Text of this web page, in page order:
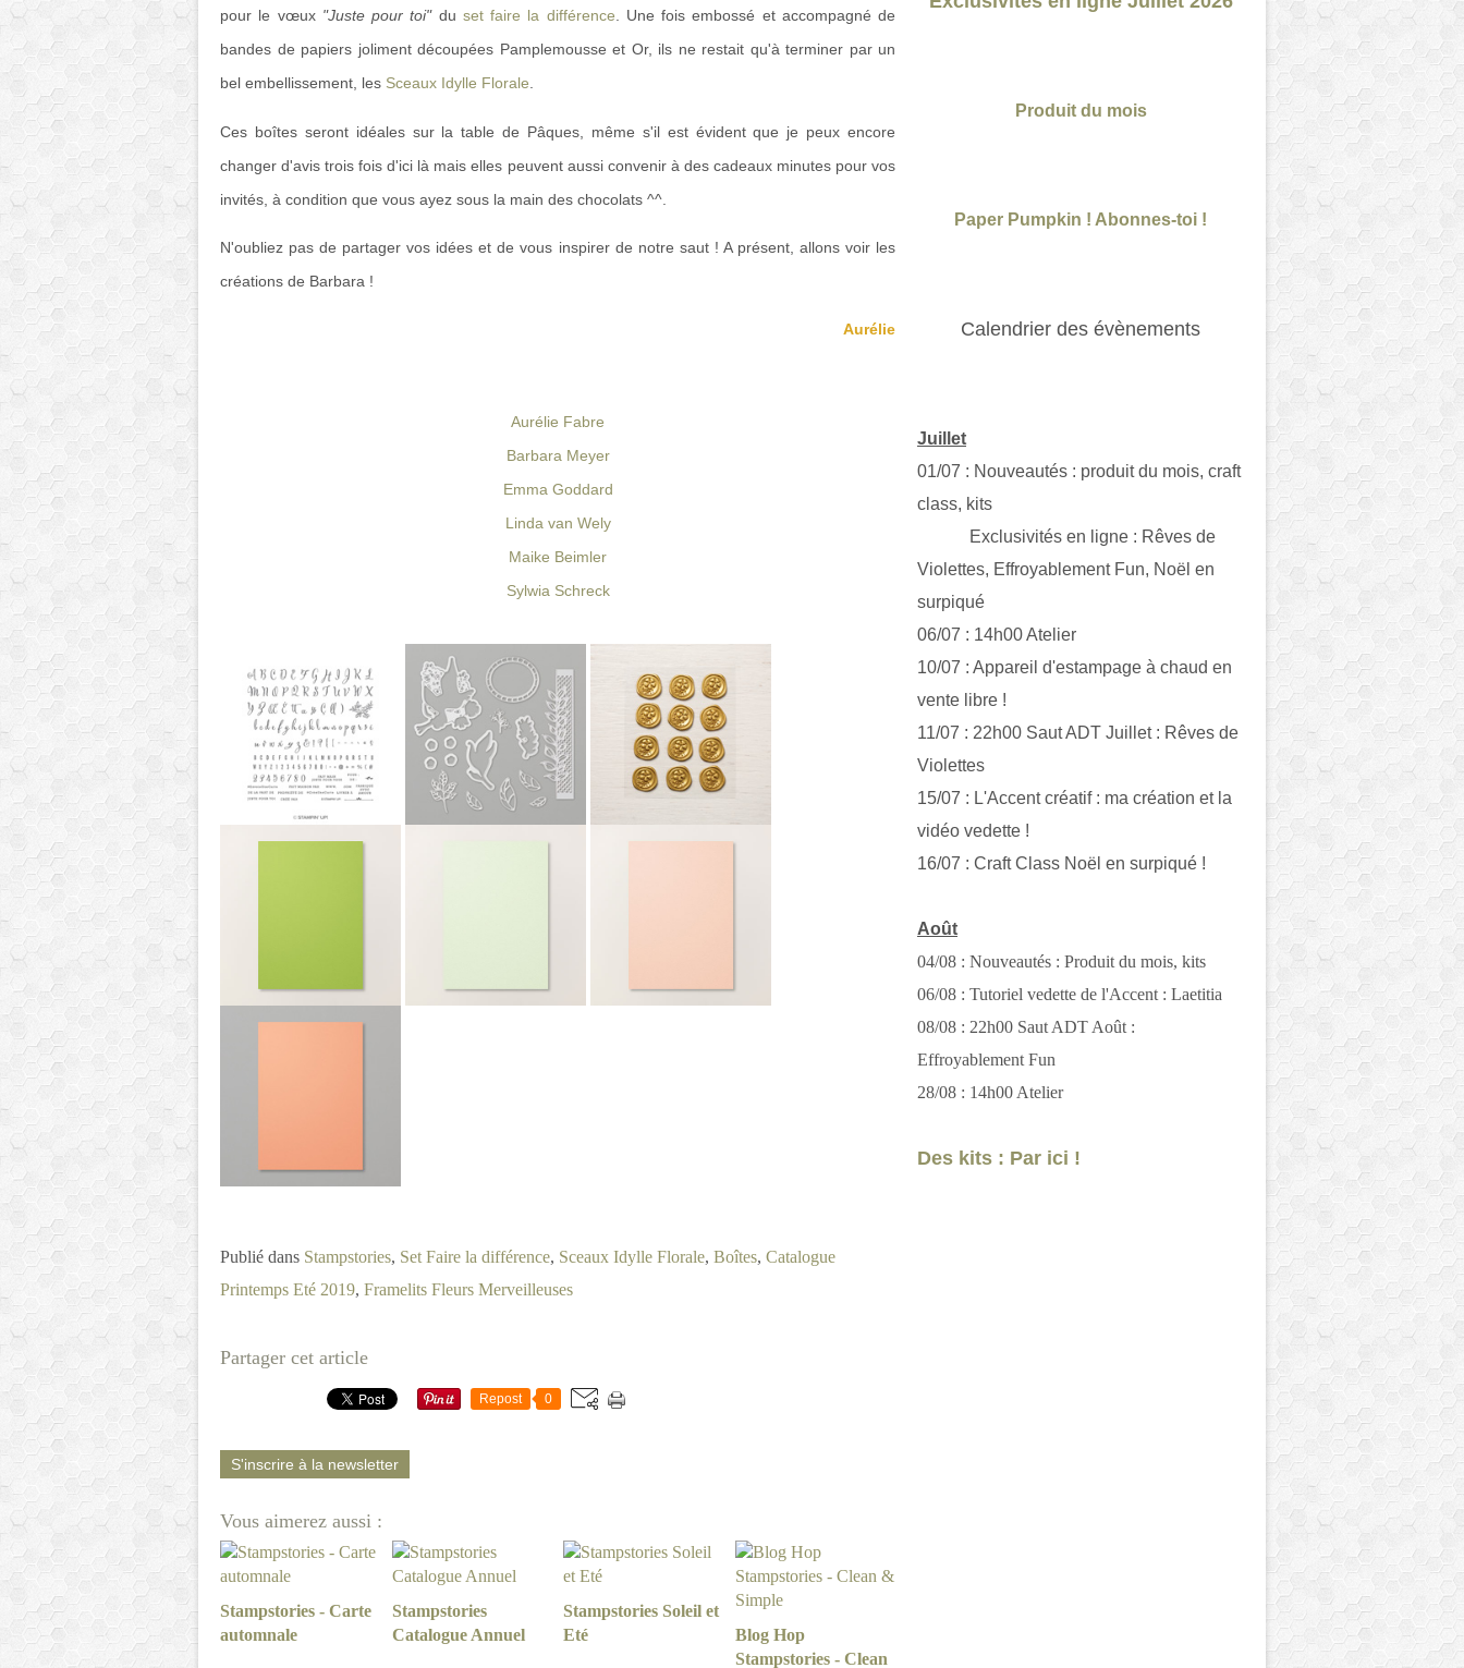
pour le vœux "Juste pour toi" du set faire la différence. Une fois embossé et accompagné de
bandes de papiers joliment découpées Pamplemousse et Or, ils ne restait qu'à terminer par un
bel embellissement, les Sceaux Idylle Florale.
Ces boîtes seront idéales sur la table de Pâques, même s'il est évident que je peux encore
changer d'avis trois fois d'ici là mais elles peuvent aussi convenir à des cadeaux minutes pour vos
invités, à condition que vous ayez sous la main des chocolats ^^.
N'oubliez pas de partager vos idées et de vous inspirer de notre saut ! A présent, allons voir les
créations de Barbara !
Aurélie
Aurélie Fabre
Barbara Meyer
Emma Goddard
Linda van Wely
Maike Beimler
Sylwia Schreck
Publié dans Stampstories, Set Faire la différence, Sceaux Idylle Florale, Boîtes, Catalogue
Printemps Eté 2019, Framelits Fleurs Merveilleuses
Partager cet article
Repost 0
S'inscrire à la newsletter
Vous aimerez aussi :
Stampstories - Carte
automnale
Stampstories
Catalogue Annuel
Stampstories Soleil et
Eté
Blog Hop
Stampstories - Clean
Produit du mois
Paper Pumpkin ! Abonnes-toi !
Calendrier des évènements
Juillet
01/07 : Nouveautés : produit du mois, craft
class, kits
Exclusivités en ligne : Rêves de
Violettes, Effroyablement Fun, Noël en
surpiqué
06/07 : 14h00 Atelier
10/07 : Appareil d'estampage à chaud en
vente libre !
11/07 : 22h00 Saut ADT Juillet : Rêves de
Violettes
15/07 : L'Accent créatif : ma création et la
vidéo vedette !
16/07 : Craft Class Noël en surpiqué !
Août
04/08 : Nouveautés : Produit du mois, kits
06/08 : Tutoriel vedette de l'Accent : Laetitia
08/08 : 22h00 Saut ADT Août :
Effroyablement Fun
28/08 : 14h00 Atelier
Des kits : Par ici !